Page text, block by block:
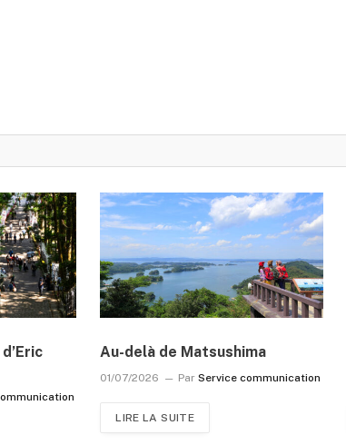
Au-delà de Matsushima
01/07/2026 Par Service communication
LIRE LA SUITE